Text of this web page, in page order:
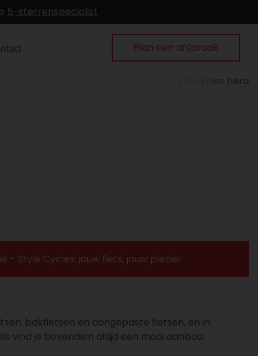
5-sterrenspecialist
Plan een afspraak
- Style Cycles: jouw fiets, jouw plezier
bakfietsen en aangepaste fietsen, en in
vind je bovendien altijd een mooi aanbod